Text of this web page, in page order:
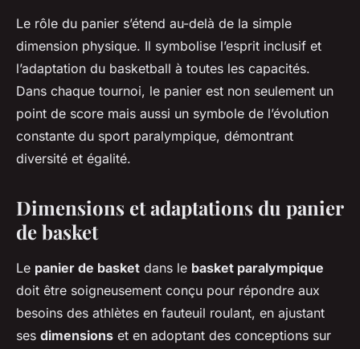
Le rôle du panier s’étend au-delà de la simple
dimension physique. Il symbolise l’esprit inclusif et
l’adaptation du basketball à toutes les capacités.
Dans chaque tournoi, le panier est non seulement un
point de score mais aussi un symbole de l’évolution
constante du sport paralympique, démontrant
diversité et égalité.
Dimensions et adaptations du panier
de basket
Le panier de basket dans le basket paralympique
doit être soigneusement conçu pour répondre aux
besoins des athlètes en fauteuil roulant, en ajustant
ses dimensions et en adoptant des conceptions sur